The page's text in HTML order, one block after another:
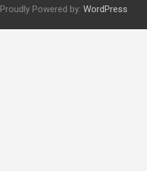
Proudly Powered by: WordPress